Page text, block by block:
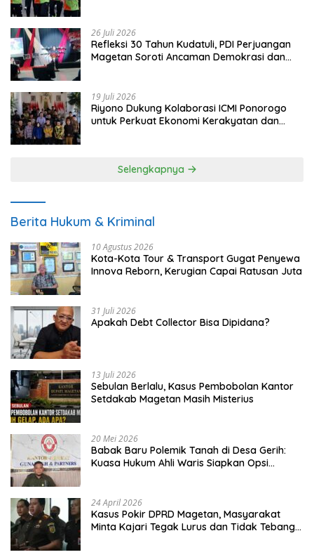
26 Juli 2026
Refleksi 30 Tahun Kudatuli, PDI Perjuangan
Magetan Soroti Ancaman Demokrasi dan
19 Juli 2026
Riyono Dukung Kolaborasi ICMI Ponorogo
untuk Perkuat Ekonomi Kerakyatan dan
Selengkapnya
Berita Hukum & Kriminal
10 Agustus 2026
Kota-Kota Tour & Transport Gugat Penyewa
Innova Reborn, Kerugian Capai Ratusan Juta
31 Juli 2026
Apakah Debt Collector Bisa Dipidana?
13 Juli 2026
Sebulan Berlalu, Kasus Pembobolan Kantor
Setdakab Magetan Masih Misterius
20 Mei 2026
Babak Baru Polemik Tanah di Desa Gerih:
Kuasa Hukum Ahli Waris Siapkan Opsi
24 April 2026
Kasus Pokir DPRD Magetan, Masyarakat
Minta Kajari Tegak Lurus dan Tidak Tebang